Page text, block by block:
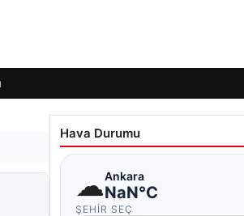
Hava Durumu
☁Ankara
NaN°C
ŞEHIR SEÇ